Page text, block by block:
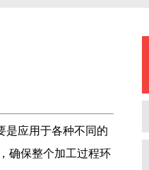
应用于各种不同的
确保整个加工过程环